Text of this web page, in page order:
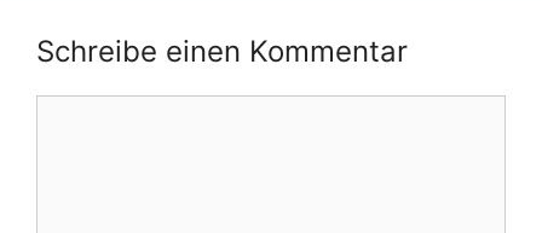
Schreibe einen Kommentar